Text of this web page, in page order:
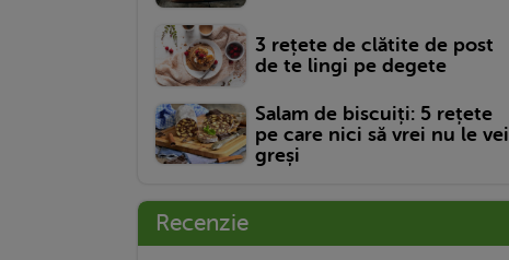
3 rețete de clătite de post
de te lingi pe degete
Salam de biscuiți: 5 rețete
pe care nici să vrei nu le vei
greși
Recenzie